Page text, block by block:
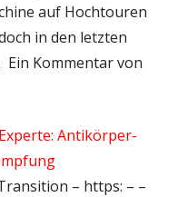
auf Hochtouren
in den letzten
Ein Kommentar von
Antikörper-
– https: – –